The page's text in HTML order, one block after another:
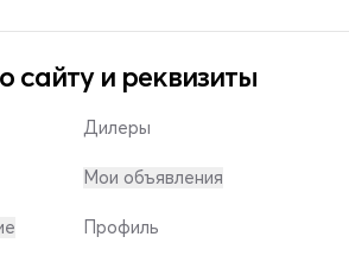
сайту и реквизиты
Дилеры
Мои объявления
Профиль